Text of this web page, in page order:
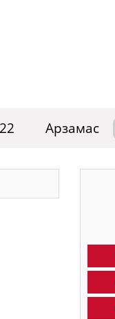
Арзамас